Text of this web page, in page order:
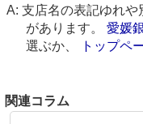
支店名の表記ゆれや
があります。 愛媛
選ぶか、
トップペ
関連コラム